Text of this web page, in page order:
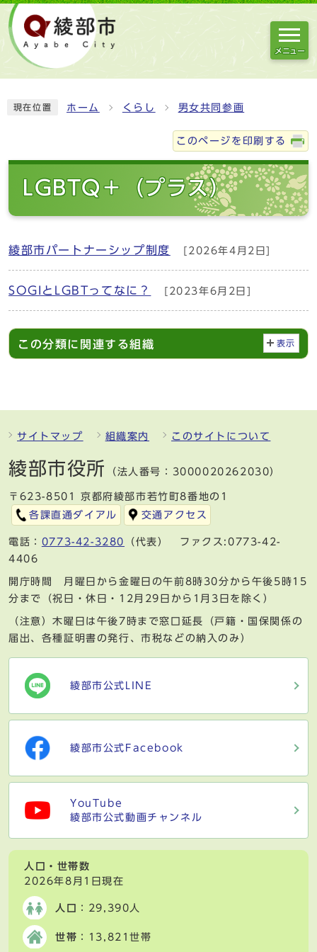
メニュー
現在位置 ホーム くらし 男女共同参画
このページを印刷する
LGBTQ＋（プラス）
綾部市パートナーシップ制度 [2026年4月2日]
SOGIとLGBTってなに？ [2023年6月2日]
この分類に関連する組織 表示
サイトマップ 組織案内 このサイトについて
綾部市役所 （法人番号：3000020262030）
〒623-8501 京都府綾部市若竹町8番地の1
各課直通ダイアル
交通アクセス
電話： 0773-42-3280
（代表） ファクス:0773-42-
4406
開庁時間 月曜日から金曜日の午前8時30分から午後5時15
分まで（祝日・休日・12月29日から1月3日を除く）
（注意）木曜日は午後7時まで窓口延長（戸籍・国保関係の
届出、各種証明書の発行、市税などの納入のみ）
綾部市公式LINE
綾部市公式Facebook
YouTube
綾部市公式動画チャンネル
人口・世帯数
2026年8月1日現在
人口 ：29,390人
世帯 ：13,821世帯